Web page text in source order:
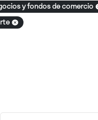
y fondos de comercio